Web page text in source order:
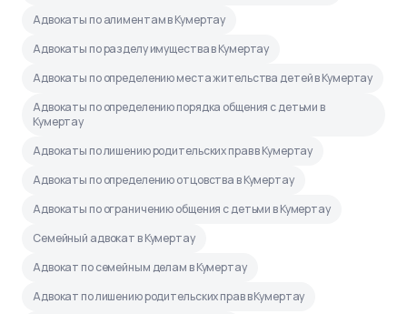
Адвокаты по алиментам в Кумертау
Адвокаты по разделу имущества в Кумертау
Адвокаты по определению места жительства детей в Кумертау
Адвокаты по определению порядка общения с детьми в
Кумертау
Адвокаты по лишению родительских прав в Кумертау
Адвокаты по определению отцовства в Кумертау
Адвокаты по ограничению общения с детьми в Кумертау
Семейный адвокат в Кумертау
Адвокат по семейным делам в Кумертау
Адвокат по лишению родительских прав в Кумертау